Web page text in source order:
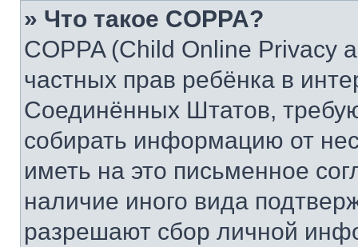
» Что такое COPPA?
COPPA (Child Online Privacy
частных прав ребёнка в
Соединённых Штатов,
собирать информацию от
иметь на это письменное
наличие иного вида
разрешают сбор личной